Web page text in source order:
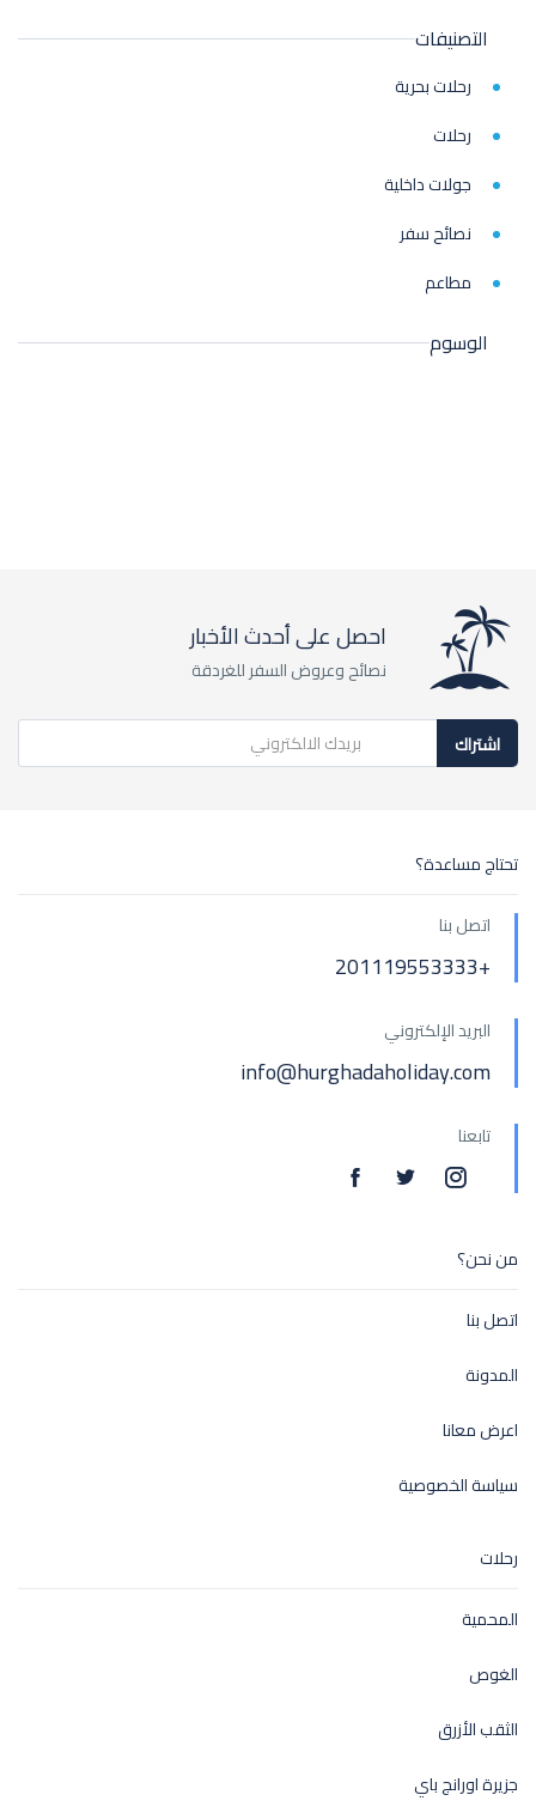
التصنيفات
رحلات بحرية
رحلات
جولات داخلية
نصائح سفر
مطاعم
الوسوم
احصل على أحدث الأخبار
نصائح وعروض السفر للغردقة
اشتراك
تحتاج مساعدة؟
اتصل بنا
+201119553333
البريد الإلكتروني
info@hurghadaholiday.com
تابعنا
من نحن؟
اتصل بنا
المدونة
اعرض معانا
سياسة الخصوصية
رحلات
المحمية
الغوص
الثقب الأزرق
جزيرة اورانج باي